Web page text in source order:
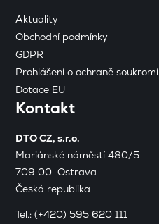
Aktuality
Obchodní podmínky
GDPR
Prohlášení o ochraně soukromí
Dotace EU
Kontakt
DTO CZ, s.r.o.
Mariánské náměstí 480/5
709 00 Ostrava
Česká republika
Tel.:(+420) 595 620 111